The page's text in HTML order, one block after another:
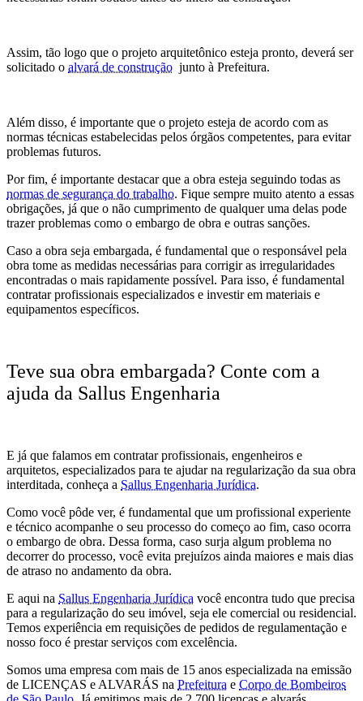
Assim, tão logo que o projeto arquitetônico esteja pronto, deverá ser
solicitado o alvará de construção junto à Prefeitura.
Além disso, é importante que o projeto esteja de acordo com as
normas técnicas estabelecidas pelos órgãos competentes, para evitar
problemas futuros.
Por fim, é importante destacar que a obra esteja seguindo todas as
normas de segurança do trabalho. Fique sempre muito atento a essas
obrigações, já que o não cumprimento de qualquer uma delas pode
trazer problemas como o embargo de obra e outras sanções.
Caso a obra seja embargada, é fundamental que o responsável pela
obra tome as medidas necessárias para corrigir as irregularidades
encontradas o mais rapidamente possível. Para isso, é fundamental
contratar profissionais especializados e investir em materiais e
equipamentos específicos.
Teve sua obra embargada? Conte com a
ajuda da Sallus Engenharia
E já que falamos em contratar profissionais, engenheiros e
arquitetos, especializados para te ajudar na regularização da sua obra
interditada, conheça a Sallus Engenharia Jurídica.
Como você pôde ver, é fundamental que um profissional experiente
e técnico acompanhe o seu processo do começo ao fim, caso ocorra
o embargo de obra. Dessa forma, caso surja algum problema no
decorrer do processo, você evita prejuízos ainda maiores e mais dias
de atraso no andamento da obra.
E aqui na Sallus Engenharia Jurídica você encontra tudo que precisa
para a regularização do seu imóvel, seja ele comercial ou residencial.
Temos experiência em requisições de pedidos de regulamentação e
nosso foco é prestar serviços com excelência.
Somos uma empresa com mais de 15 anos especializada na emissão
de LICENÇAS e ALVARÁS na Prefeitura e Corpo de Bombeiros